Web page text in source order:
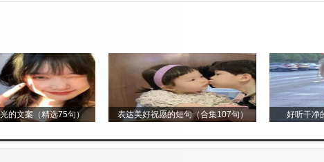
中，任由雨水打湿我的衣衫，冰冷的雨滴顺着脸颊滑落，
恶语相向，那些伤人的话语如今都成了我心中无法抹去的
一切都已经太晚了，你已远去，只留下我在这雨中独自哀
的文案（精选75句） 表达美好祝愿的短句（合集107句） 好听干净